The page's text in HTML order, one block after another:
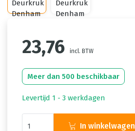
23,76 incl. BTW
Meer dan 500 beschikbaar
Levertijd 1 - 3 werkdagen
In winkelwagen